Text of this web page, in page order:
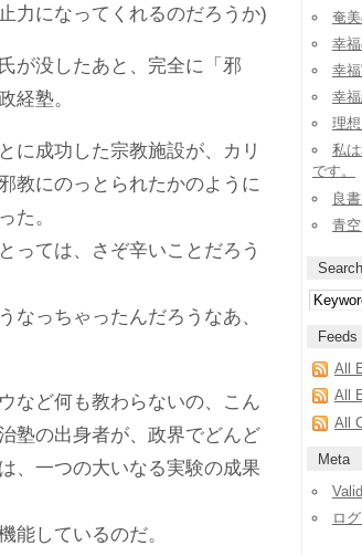
力になってくれるのだろうか)
が没したあと、完全に「邪
経塾。
に成功した宗教施設が、カリ
教にのっとられたかのように
た。
っては、さぞ辛いことだろう
っちゃったんだろうなあ、
ど何も教わらないの、こん
塾の出身者が、政界でどんど
、一つの大いなる実験の成果
能しているのだ。
奄
幸
幸
幸
理
私
です。
良
青
Search
Feeds
All
All
All
Meta
Valid
ロ